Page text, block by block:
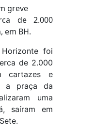
greve
de 2.000
em BH.
foi
de 2.000
cartazes e
a praça da
uma
saíram em